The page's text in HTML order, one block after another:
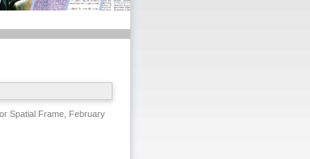
Spatial Frame, February